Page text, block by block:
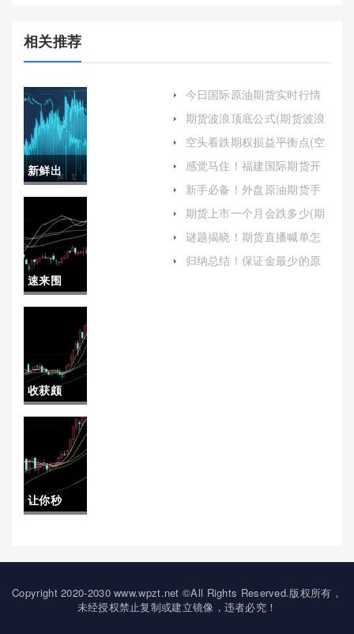
相关推荐
新鲜出
炉！白银
期货在线
喊单（为
投资者提
时、专业
的交易指
导）
速来围
观！豆粕
查询(豆粕
期权行情
查询最新)
收获颇
丰！广东
国际期货
开户品牌
(广州国际
让你秒
黄金24小
时喊单(全
今日国际原油期货实时行情
走势)
期货波浪顶底公式(期货波浪
空头看跌期权损益平衡点(空
多头看跌期权损益平衡点)
感觉马住！福建国际期货开
新手必备！外盘原油期货手
解和应对这一关键问题）
期货上市一个月会跌多少(期
谜题揭晓！期货直播喊单怎
归纳总结！保证金最少的原
Copyright 2020-2030 www.wpzt.net ©All Rights Reserved.版权所有，
未经授权禁止复制或建立镜像，违者必究！